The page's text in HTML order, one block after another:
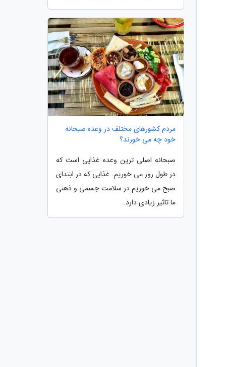
مردم کشورهای مختلف در وعده صبحانه
خود چه می خورند؟
صبحانه اصلی ترین وعده غذایی است که
در طول روز می خوریم. غذایی که در ابتدای
صبح می خوریم در سلامت جسمی و ذهنی
ما تاثیر زیادی دارد.